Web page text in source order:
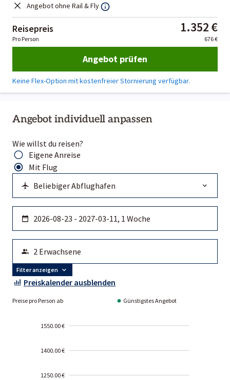
Angebot individuell anpassen
Wie willst du reisen?
Eigene Anreise
Mit Flug
Filter anzeigen
Preiskalender ausblenden
Preise pro Person ab Günstigstes Angebot
1550.00 €
1400.00 €
1250.00 €
Angebot ohne Rail & Fly
Reisepreis 1.352 €
Pro Person 676 €
Angebot prüfen
Keine Flex-Option mit kostenfreier Stornierung verfügbar.